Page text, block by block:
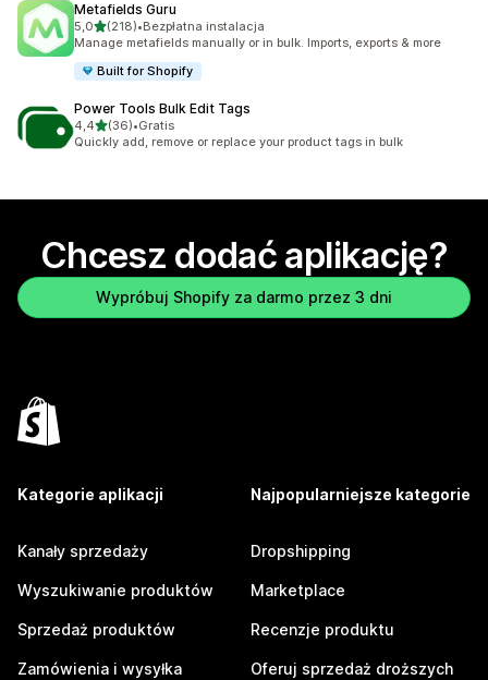
Metafields Guru
5,0na 5 gwiazdek
(218)
Łączna liczba recenzji: 218
•Bezpłatna instalacja
Manage metafields manually or in bulk. Imports, exports & more
Built for Shopify
Power Tools Bulk Edit Tags
4,4na 5 gwiazdek
(36)
Łączna liczba recenzji: 36
•Gratis
Quickly add, remove or replace your product tags in bulk
Chcesz dodać aplikację?
Wypróbuj Shopify za darmo przez 3 dni
Kategorie aplikacji
Kanały sprzedaży
Wyszukiwanie produktów
Sprzedaż produktów
Zamówienia i wysyłka
Najpopularniejsze kategorie
Dropshipping
Marketplace
Recenzje produktu
Oferuj sprzedaż droższych